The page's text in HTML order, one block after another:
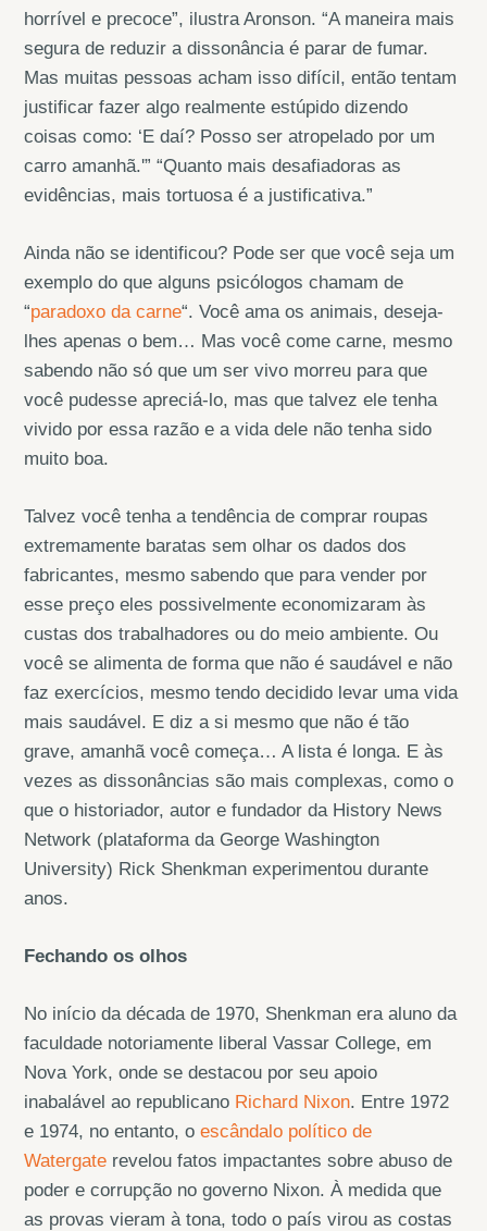
horrível e precoce”, ilustra Aronson. “A maneira mais
segura de reduzir a dissonância é parar de fumar.
Mas muitas pessoas acham isso difícil, então tentam
justificar fazer algo realmente estúpido dizendo
coisas como: ‘E daí? Posso ser atropelado por um
carro amanhã.'” “Quanto mais desafiadoras as
evidências, mais tortuosa é a justificativa.”
Ainda não se identificou? Pode ser que você seja um
exemplo do que alguns psicólogos chamam de
“paradoxo da carne“. Você ama os animais, deseja-
lhes apenas o bem… Mas você come carne, mesmo
sabendo não só que um ser vivo morreu para que
você pudesse apreciá-lo, mas que talvez ele tenha
vivido por essa razão e a vida dele não tenha sido
muito boa.
Talvez você tenha a tendência de comprar roupas
extremamente baratas sem olhar os dados dos
fabricantes, mesmo sabendo que para vender por
esse preço eles possivelmente economizaram às
custas dos trabalhadores ou do meio ambiente. Ou
você se alimenta de forma que não é saudável e não
faz exercícios, mesmo tendo decidido levar uma vida
mais saudável. E diz a si mesmo que não é tão
grave, amanhã você começa… A lista é longa. E às
vezes as dissonâncias são mais complexas, como o
que o historiador, autor e fundador da History News
Network (plataforma da George Washington
University) Rick Shenkman experimentou durante
anos.
Fechando os olhos
No início da década de 1970, Shenkman era aluno da
faculdade notoriamente liberal Vassar College, em
Nova York, onde se destacou por seu apoio
inabalável ao republicano Richard Nixon. Entre 1972
e 1974, no entanto, oescândalo político de
Watergate revelou fatos impactantes sobre abuso de
poder e corrupção no governo Nixon. À medida que
as provas vieram à tona, todo o país virou as costas